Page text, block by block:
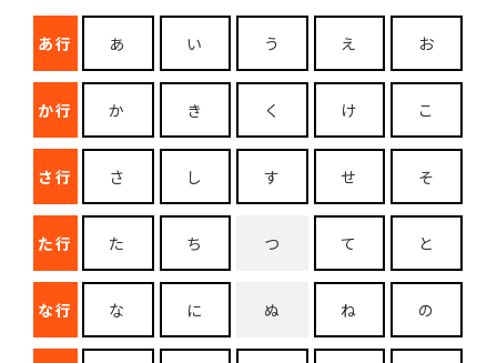
あ行 あ い う え お
か行 か き く け こ
さ行 さ し す せ そ
た行 た ち つ て と
な行 な に ぬ ね の